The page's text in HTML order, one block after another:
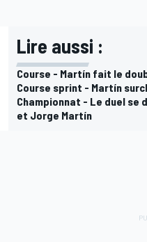
Lire aussi :
Course - Martín fait le
Course sprint - Martín
Championnat - Le duel se
et Jorge Martín